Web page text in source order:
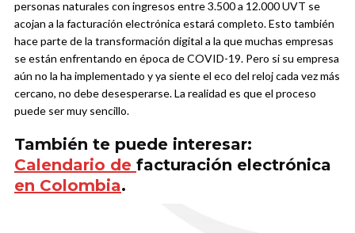
personas naturales con ingresos entre 3.500 a 12.000 UVT se
acojan a la facturación electrónica estará completo. Esto también
hace parte de la transformación digital a la que muchas empresas
se están enfrentando en época de COVID-19. Pero si su empresa
aún no la ha implementado y ya siente el eco del reloj cada vez más
cercano, no debe desesperarse. La realidad es que el proceso
puede ser muy sencillo.
También te puede interesar:
Calendario de facturación electrónica
en Colombia.